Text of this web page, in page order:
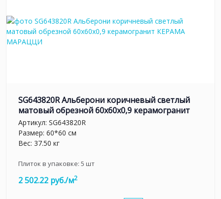
SG643820R Альберони коричневый светлый
матовый обрезной 60x60x0,9 керамогранит
Артикул: SG643820R
Размер: 60*60 см
Вес: 37.50 кг
Плиток в упаковке: 5 шт
2 502.22 руб./м2